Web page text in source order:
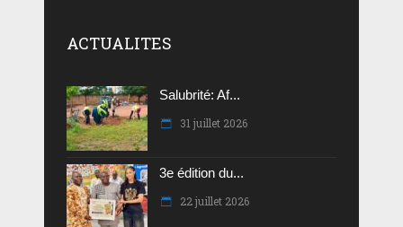
ACTUALITES
Salubrité: Af...
31 juillet 2026
3e édition du...
22 juillet 2026